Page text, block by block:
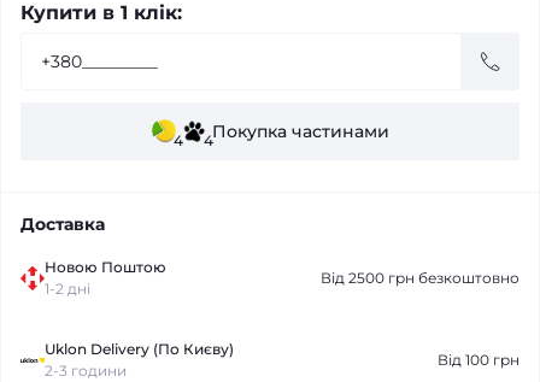
Купити в 1 клік:
4 4Покупка частинами
Доставка
Новою Поштою
1-2 дні
Від 2500 грн безкоштовно
Uklon Delivery (По Києву)
2-3 години
Від 100 грн